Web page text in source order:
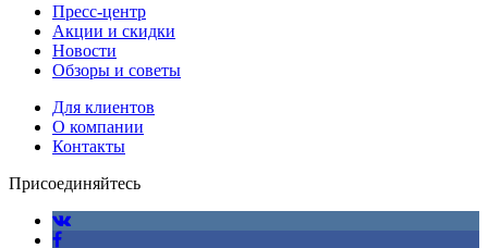
Пресс-центр
Акции и скидки
Новости
Обзоры и советы
Для клиентов
О компании
Контакты
Присоединяйтесь